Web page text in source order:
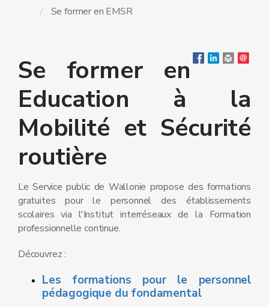
Se former en EMSR
Se former en
Education à la
Mobilité et Sécurité
routière
Le Service public de Wallonie propose des formations
gratuites pour le personnel des établissements
scolaires via l'Institut interréseaux de la Formation
professionnelle continue.
Découvrez :
Les formations pour le personnel
pédagogique du fondamental